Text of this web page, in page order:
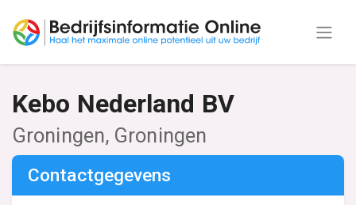
Kebo Nederland BV
Groningen, Groningen
Contactgegevens